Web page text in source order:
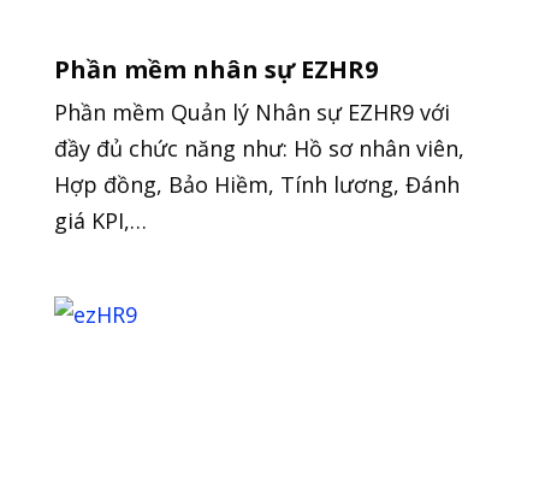
Phần mềm nhân sự EZHR9
Phần mềm Quản lý Nhân sự EZHR9 với
đầy đủ chức năng như: Hồ sơ nhân viên,
Hợp đồng, Bảo Hiềm, Tính lương, Đánh
giá KPI,…